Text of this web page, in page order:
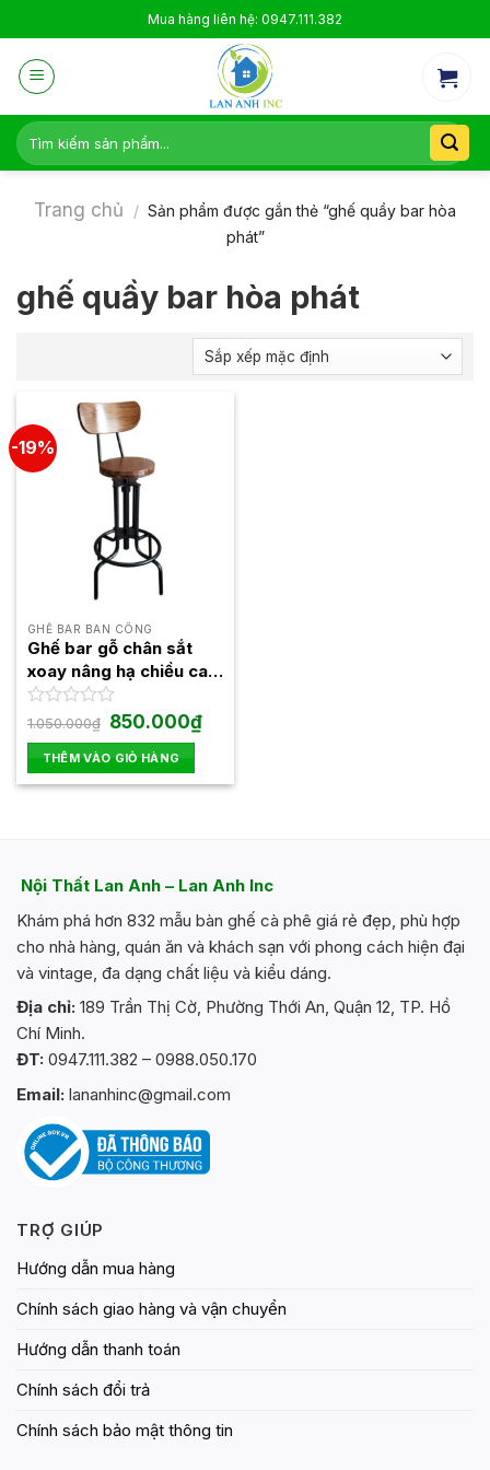
to
content
Mua hàng liên hệ: 0947.111.382
Tìm
kiếm:
Trang chủ / Sản phẩm được gắn thẻ “ghế quầy bar hòa
phát”
ghế quầy bar hòa phát
-19%
GHẾ BAR BAN CÔNG
Ghế bar gỗ chân sắt
xoay nâng hạ chiều cao
LAGB7923
Được
hạng
0
5
1.050.000₫ Giá
gốc
là:
1.050.000₫.
850.000₫Giá
hiện
THÊM VÀO GIỎ HÀNG
Nội Thất Lan Anh – Lan Anh Inc
Khám phá hơn 832 mẫu bàn ghế cà phê giá rẻ đẹp, phù hợp
cho nhà hàng, quán ăn và khách sạn với phong cách hiện đại
và vintage, đa dạng chất liệu và kiểu dáng.
Địa chỉ: 189 Trần Thị Cờ, Phường Thới An, Quận 12, TP. Hồ
Chí Minh.
ĐT: 0947.111.382 – 0988.050.170
Email: lananhinc@gmail.com
TRỢ GIÚP
Hướng dẫn mua hàng
Chính sách giao hàng và vận chuyển
Hướng dẫn thanh toán
Chính sách đổi trả
Chính sách bảo mật thông tin